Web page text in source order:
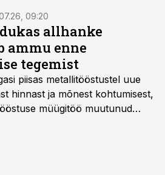
09:20
allhanke
ammu enne
tegemist
piisas metallitööstustel uue
hinnast ja mõnest kohtumisest,
müügitöö muutunud